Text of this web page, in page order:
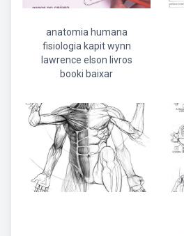
anatomia humana
fisiologia kapit wynn
lawrence elson livros
booki baixar